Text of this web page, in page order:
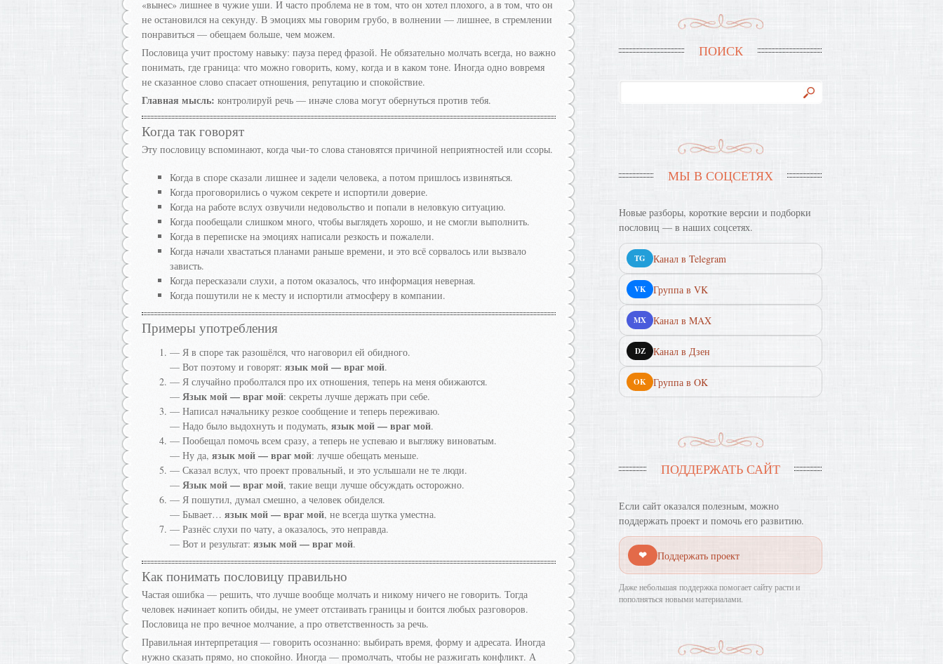
«вынес» лишнее в чужие уши. И часто проблема не в том, что он хотел плохого, а в том, что он
не остановился на секунду. В эмоциях мы говорим грубо, в волнении — лишнее, в стремлении
понравиться — обещаем больше, чем можем.
Пословица учит простому навыку: пауза перед фразой. Не обязательно молчать всегда, но важно
понимать, где граница: что можно говорить, кому, когда и в каком тоне. Иногда одно вовремя
не сказанное слово спасает отношения, репутацию и спокойствие.
Главная мысль: контролируй речь — иначе слова могут обернуться против тебя.
Когда так говорят
Эту пословицу вспоминают, когда чьи-то слова становятся причиной неприятностей или ссоры.
Когда в споре сказали лишнее и задели человека, а потом пришлось извиняться.
Когда проговорились о чужом секрете и испортили доверие.
Когда на работе вслух озвучили недовольство и попали в неловкую ситуацию.
Когда пообещали слишком много, чтобы выглядеть хорошо, и не смогли выполнить.
Когда в переписке на эмоциях написали резкость и пожалели.
Когда начали хвастаться планами раньше времени, и это всё сорвалось или вызвало
зависть.
Когда пересказали слухи, а потом оказалось, что информация неверная.
Когда пошутили не к месту и испортили атмосферу в компании.
Примеры употребления
— Я в споре так разошёлся, что наговорил ей обидного.
— Вот поэтому и говорят: язык мой — враг мой.
— Я случайно проболтался про их отношения, теперь на меня обижаются.
— Язык мой — враг мой: секреты лучше держать при себе.
— Написал начальнику резкое сообщение и теперь переживаю.
— Надо было выдохнуть и подумать, язык мой — враг мой.
— Пообещал помочь всем сразу, а теперь не успеваю и выгляжу виноватым.
— Ну да, язык мой — враг мой: лучше обещать меньше.
— Сказал вслух, что проект провальный, и это услышали не те люди.
— Язык мой — враг мой, такие вещи лучше обсуждать осторожно.
— Я пошутил, думал смешно, а человек обиделся.
— Бывает… язык мой — враг мой, не всегда шутка уместна.
— Разнёс слухи по чату, а оказалось, это неправда.
— Вот и результат: язык мой — враг мой.
Как понимать пословицу правильно
Частая ошибка — решить, что лучше вообще молчать и никому ничего не говорить. Тогда
человек начинает копить обиды, не умеет отстаивать границы и боится любых разговоров.
Пословица не про вечное молчание, а про ответственность за речь.
Правильная интерпретация — говорить осознанно: выбирать время, форму и адресата. Иногда
нужно сказать прямо, но спокойно. Иногда — промолчать, чтобы не разжигать конфликт. А
ПОИСК
МЫ В СОЦСЕТЯХ
Новые разборы, короткие версии и подборки
пословиц — в наших соцсетях.
TG Канал в Telegram
VK Группа в VK
MX Канал в MAX
DZ Канал в Дзен
OK Группа в OK
ПОДДЕРЖАТЬ САЙТ
Если сайт оказался полезным, можно
поддержать проект и помочь его развитию.
❤ Поддержать проект
Даже небольшая поддержка помогает сайту расти и
пополняться новыми материалами.